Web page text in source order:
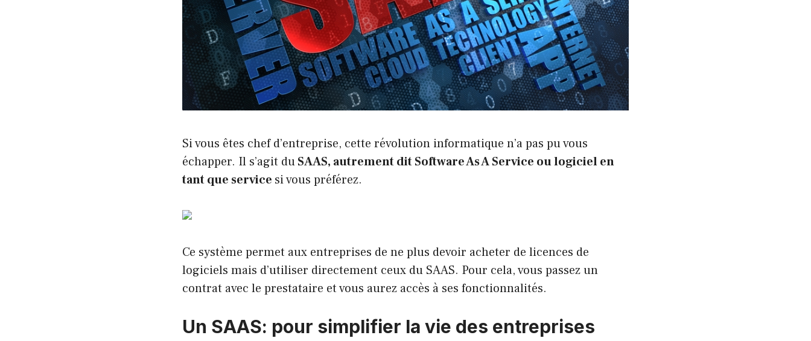
Si vous êtes chef d’entreprise, cette révolution informatique n’a pas pu vous
échapper. Il s’agit duSAAS, autrement dit Software As A Service ou logiciel en
tant que service si vous préférez.
Ce système permet aux entreprises de ne plus devoir acheter de licences de
logiciels mais d’utiliser directement ceux du SAAS. Pour cela, vous passez un
contrat avec le prestataire et vous aurez accès à ses fonctionnalités.
Un SAAS: pour simplifier la vie des entreprises